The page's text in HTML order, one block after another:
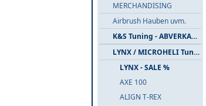
MERCHANDISING
Airbrush Hauben uvm.
K&S Tuning - ABVERKAUF
LYNX / MICROHELI Tuning
LYNX - SALE %
AXE 100
ALIGN T-REX